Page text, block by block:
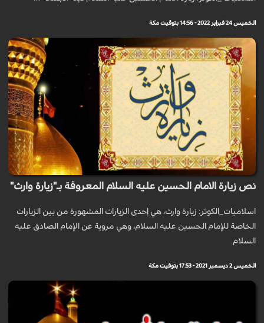
الخميس 24 فبراير 2022 - 14:56 بتوقيت مكة
نص زيارة الامام الحسين عليه السلام المعروفة بـ"زيارة وارث"
اسلاميات_الكوثر: زيارة وارث، هي إحدى الزيارات المشهورة من بين الزيارات
الخاصة للإمام الحسين عليه السلام، وهي مروية عن الإمام الصادق عليه
السلام.
الخميس 2 ديسمبر 2021 - 17:53 بتوقيت مكة